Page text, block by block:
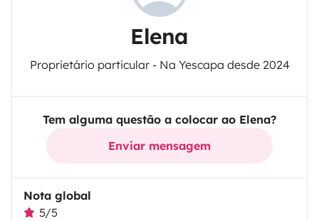
Elena
Proprietário particular - Na Yescapa desde 2024
Tem alguma questão a colocar ao Elena?
Enviar mensagem
Nota global
5/5